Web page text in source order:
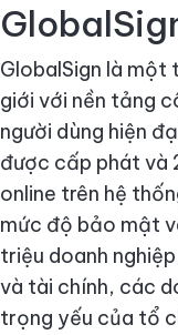
GlobalSign là một
giới với nền tảng
người dùng hiện
được cấp phát và
online trên hệ
mức độ bảo mật
triệu doanh
và tài chính, các
trọng yếu của tổ